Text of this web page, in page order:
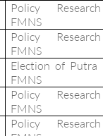
Policy
FMNS
Policy
FMNS
Election of Putra
FMNS
Policy
FMNS
Policy